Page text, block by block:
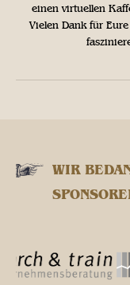
einen virtuellen
Vielen Dank für
WIR